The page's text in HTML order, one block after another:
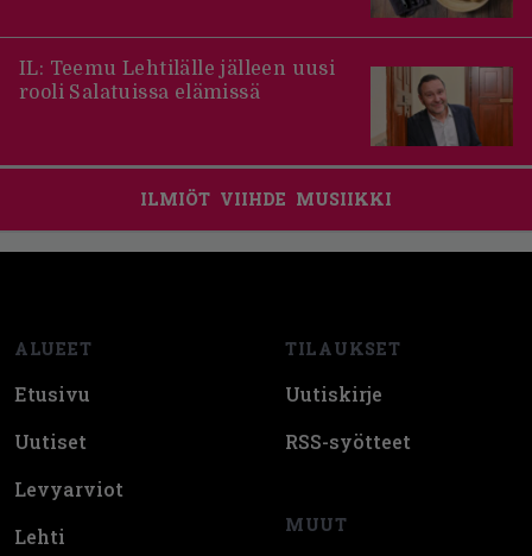
IL: Teemu Lehtilälle jälleen uusi
rooli Salatuissa elämissä
ILMIÖT VIIHDE MUSIIKKI
ALUEET
Etusivu
Uutiset
Levyarviot
Lehti
TILAUKSET
Uutiskirje
RSS-syötteet
MUUT